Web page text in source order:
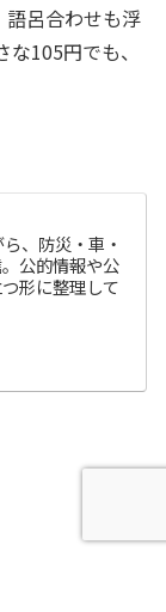
呂合わせも浮
105円でも、
、防災・車・
公的情報や公
形に整理して